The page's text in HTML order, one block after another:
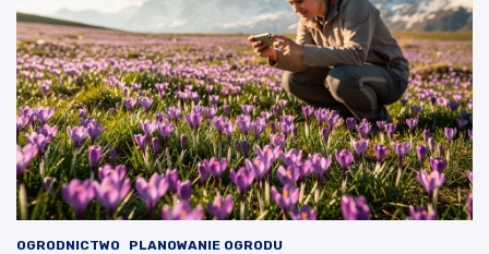
OGRODNICTWO PLANOWANIE OGRODU